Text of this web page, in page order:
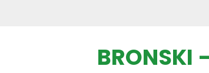
BRONSKI